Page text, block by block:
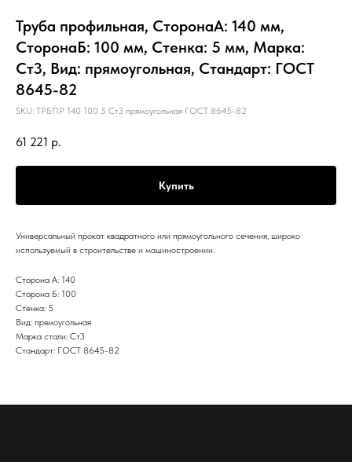
Труба профильная, СторонаА: 140 мм,
СторонаБ: 100 мм, Стенка: 5 мм, Марка:
Ст3, Вид: прямоугольная, Стандарт: ГОСТ
8645-82
SKU: ТРБПР 140 100 5 Ст3 прямоугольная ГОСТ 8645-82
61 221 р.
Купить
Универсальный прокат квадратного или прямоугольного сечения, широко
используемый в строительстве и машиностроении.
Сторона А: 140
Сторона Б: 100
Стенка: 5
Вид: прямоугольная
Марка стали: Ст3
Стандарт: ГОСТ 8645-82